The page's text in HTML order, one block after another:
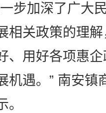
加深了广大
相关政策的理
、用好各项惠
机遇。” 南安镇